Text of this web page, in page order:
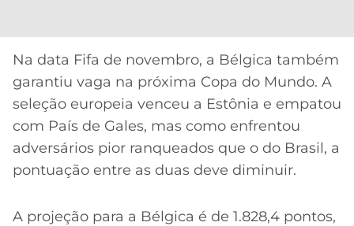
ATLÉTICO
MG
CRUZEIRO
Na data Fifa de novembro, a Bélgica também
garantiu vaga na próxima Copa do Mundo. A
seleção europeia venceu a Estônia e empatou
com País de Gales, mas como enfrentou
adversários pior ranqueados que o do Brasil, a
pontuação entre as duas deve diminuir.
A projeção para a Bélgica é de 1.828,4 pontos,